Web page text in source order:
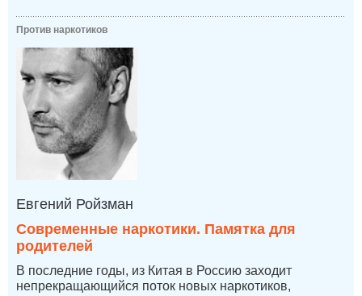
Против наркотиков
Евгений Ройзман
Современные наркотики. Памятка для
родителей
В последние годы, из Китая в Россию заходит
непрекращающийся поток новых наркотиков,